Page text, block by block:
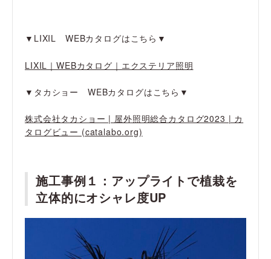
▼LIXIL WEBカタログはこちら▼
LIXIL｜WEBカタログ｜エクステリア照明
▼タカショー WEBカタログはこちら▼
株式会社タカショー | 屋外照明総合カタログ2023 | カ
タログビュー (catalabo.org)
施工事例１： アップライトで植栽を
立体的にオシャレ度UP